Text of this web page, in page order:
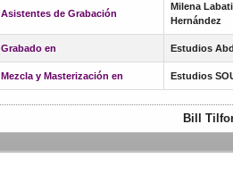
Asistentes de Grabación
Milena
Hernández
Grabado en Estudios
Mezcla y Masterización en Estudios
Bill